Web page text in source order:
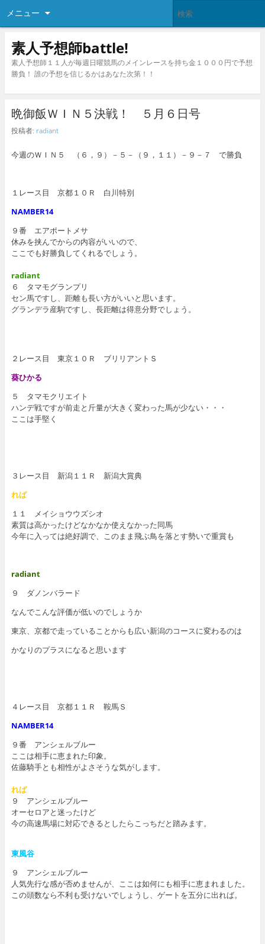
メニュー
素人予想師battle!
素人予想師１１人が毎週日曜競馬のメインレースを持ち金１０００円で予想
勝負！ 誰の予想を信じるかはあなた次第！！
晩御飯ＷＩＮ５決戦！ ５月６日号
投稿者: radiant
今週のＷＩＮ５ （６，９）－５－（９，１１）－９－７ で勝負
１レース目 京都１０Ｒ 白川特別
NAMBER14
９番 エアポートメサ
休みを挟んでからの内容がいいので、
ここでも好勝負してくれるでしょう。
radiant
６ タマモグランプリ
セン馬ですし、距離も長い方がいいと思います。
グランデラ産駒ですし、長距離は得意分野でしょう。
２レース目 東京１０Ｒ ブリリアントＳ
葵ひかる
５ タマモクリエイト
ハンデ戦ですが前走と斤量が大きく変わった馬が少ない・・・
ここは手堅く
３レース目 新潟１１Ｒ 新潟大賞典
れば
１１ メイショウウズシオ
素質は高かったけどなかなか使えなかった同馬
今年に入っては絶好調で、このまま飛ぶ鳥を落とす勢いで重賞も
radiant
９ ダノンバラード
なんでこんな評価が低いのでしょうか
東京、京都で走っていることからも広い新潟のコースに変わるのは
かなりのプラスになると思います
４レース目 京都１１Ｒ 鞍馬Ｓ
NAMBER14
９番 アンシェルブルー
ここは相手に恵まれた印象。
佐藤騎手とも相性がよさそうな気がします。
れば
９ アンシェルブルー
オーセロアと迷ったけど
今の高速馬場に対応できるとしたらこっちだと踏みます。
東風谷
９ アンシェルブルー
人気先行な感が否めませんが、ここは如何にも相手に恵まれました。
この頭数なら不利も受けないでしょうし、ゲートを五分に出れば。